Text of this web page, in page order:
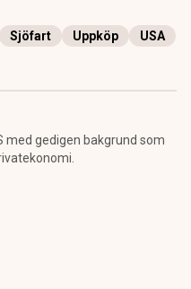
Sjöfart Uppköp
USA
med gedigen bakgrund som